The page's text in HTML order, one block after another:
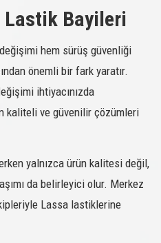
Lastik Bayileri
hem sürüş güvenliği
önemli bir fark yaratır.
ihtiyacınızda
kaliteli ve güvenilir çözümleri
yalnızca ürün kalitesi değil,
da belirleyici olur. Merkez
Lassa lastiklerine